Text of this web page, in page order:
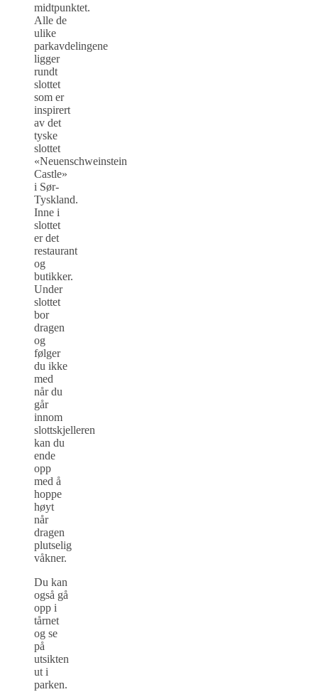
midtpunktet.
Alle de
ulike
parkavdelingene
ligger
rundt
slottet
som er
inspirert
av det
tyske
slottet
«Neuenschweinstein
Castle»
i Sør-
Tyskland.
Inne i
slottet
er det
restaurant
og
butikker.
Under
slottet
bor
dragen
og
følger
du ikke
med
når du
går
innom
slottskjelleren
kan du
ende
opp
med å
hoppe
høyt
når
dragen
plutselig
våkner.
Du kan
også gå
opp i
tårnet
og se
på
utsikten
ut i
parken.